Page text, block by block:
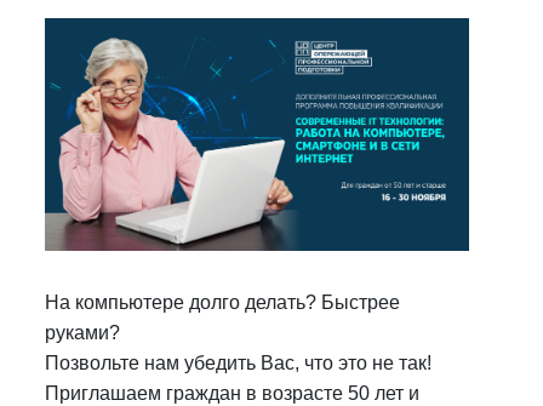
На компьютере долго делать? Быстрее
руками?
Позвольте нам убедить Вас, что это не так!
Приглашаем граждан в возрасте 50 лет и